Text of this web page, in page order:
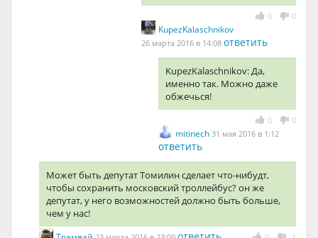
0 0
KupezKalaschnikov
26 марта 2016 в 14:08 ответить
KupezKalaschnikov: Да,
именно так. Можно даже
обжечься!
0 0
mitinech 31 мая 2016 в 1:12
ответить
Может быть депутат Томилин сделает что-нибудт,
чтобы сохранить московский троллейбус? он же
депутат, у него возможностей должно быть больше,
чем у нас!